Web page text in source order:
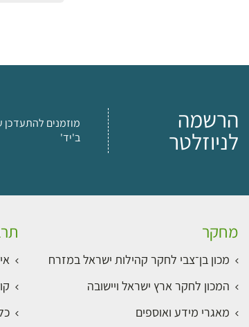
הרשמה
לניוזלטר
מוזמנים להתעדכן
ב'יד'
מחקר
מכון בן־צבי לחקר קהילות ישראל במזרח
המכון לחקר ארץ ישראל ויישובה
מאגרי מידע ואוספים